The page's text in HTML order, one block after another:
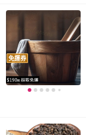
免運券